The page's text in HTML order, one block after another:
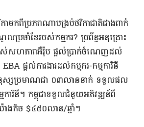
កា​មកពី​ប្រភព​ណា​បង្រប់​ថវិកាជាតិ​ជាង​ពាក់
រចាំខែ​របស់​កម្មករ​? ប្រព័ន្ធ​អនុគ្រោះ​
ស់​សហភាព​អឺរ៉ុប ផ្តល់​ប្រាក់​ចំណេញ​ដល់​
ផ្តល់​ការងារ​ដល់​កម្មករ​-​កម្មការិនី
ស្ស​ប្រមាណ​ជា ០៣​លាន​នាក់ ទទួល​ផល
ការិនី​។ កម្ពុជា​ទទួល​ជំនួយ​អភិវឌ្ឍន៍​ពី​
ងតិច $៤៥០​លាន​/​ឆ្នាំ​។​